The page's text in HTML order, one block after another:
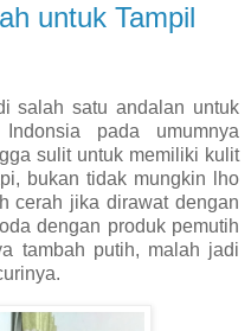
untuk Tampil
salah satu andalan untuk
pada umumnya
sulit untuk memiliki kulit
bukan tidak mungkin lho
cerah jika dirawat dengan
dengan produk pemutih
tambah putih, malah jadi